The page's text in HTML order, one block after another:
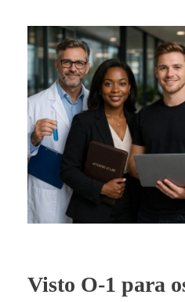
BLOG
Visto O-1 para